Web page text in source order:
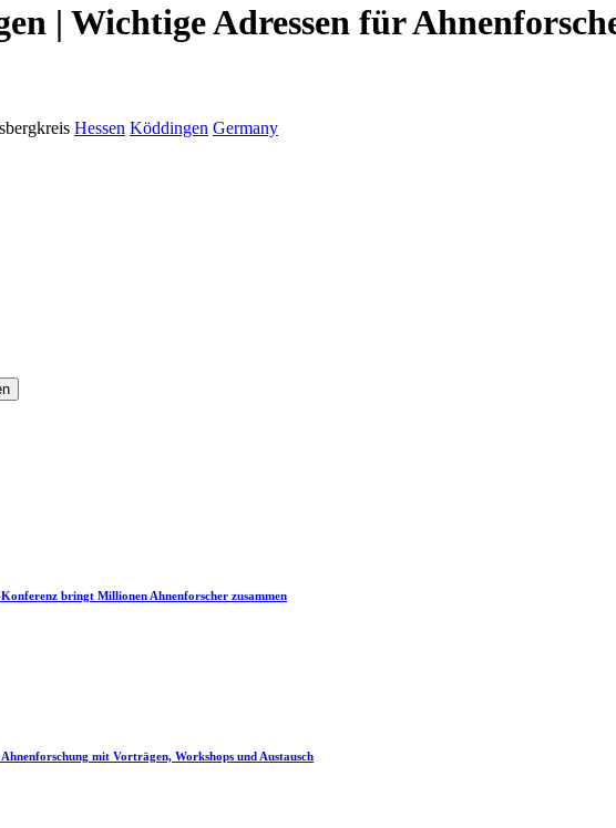
| Wichtige Adressen für
Hessen Köddingen Germany
bringt Millionen Ahnenforscher zusammen
mit Vorträgen, Workshops und Austausch